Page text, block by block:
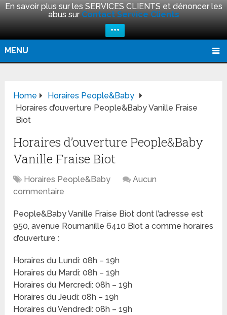
En savoir plus sur les SERVICES CLIENTS et dénoncer les
abus sur Contact Service Clients
+++
MENU
Home
Horaires People&Baby
Horaires d’ouverture People&Baby Vanille Fraise
Biot
Horaires d’ouverture People&Baby
Vanille Fraise Biot
Horaires People&Baby
Aucun
commentaire
People&Baby Vanille Fraise Biot dont l’adresse est
950, avenue Roumanille 6410 Biot a comme horaires
d’ouverture :
Horaires du Lundi: 08h – 19h
Horaires du Mardi: 08h – 19h
Horaires du Mercredi: 08h – 19h
Horaires du Jeudi: 08h – 19h
Horaires du Vendredi: 08h – 19h